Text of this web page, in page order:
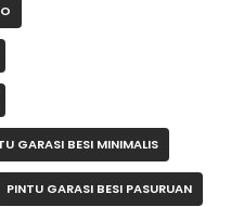
GARASI BESI MINIMALIS
PINTU GARASI BESI PASURUAN